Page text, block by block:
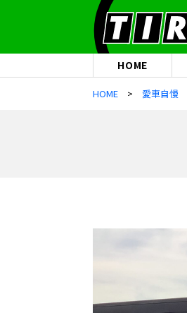
HOME
HOME 愛車自慢